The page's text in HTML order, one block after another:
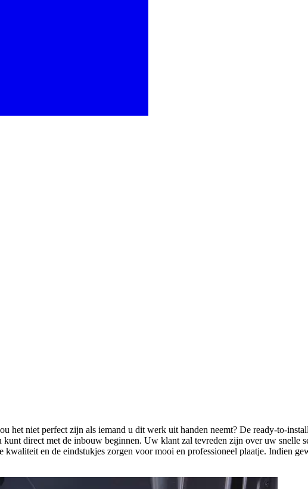
het niet perfect zijn als iemand u dit werk uit handen neemt? De ready-to-
direct met de inbouw beginnen. Uw klant zal tevreden zijn over uw snelle
en de eindstukjes zorgen voor mooi en professioneel plaatje. Indien